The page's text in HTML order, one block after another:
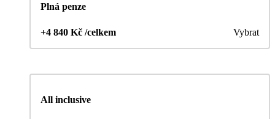
Plná penze
+4 840 Kč /celkem Vybrat
All inclusive